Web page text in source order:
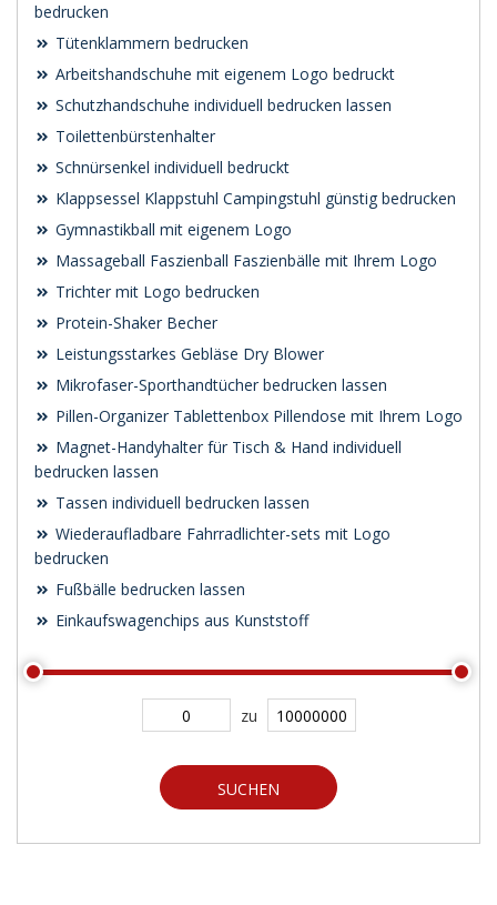
bedrucken
Tütenklammern bedrucken
Arbeitshandschuhe mit eigenem Logo bedruckt
Schutzhandschuhe individuell bedrucken lassen
Toilettenbürstenhalter
Schnürsenkel individuell bedruckt
Klappsessel Klappstuhl Campingstuhl günstig bedrucken
Gymnastikball mit eigenem Logo
Massageball Faszienball Faszienbälle mit Ihrem Logo
Trichter mit Logo bedrucken
Protein-Shaker Becher
Leistungsstarkes Gebläse Dry Blower
Mikrofaser-Sporthandtücher bedrucken lassen
Pillen-Organizer Tablettenbox Pillendose mit Ihrem Logo
Magnet-Handyhalter für Tisch & Hand individuell
bedrucken lassen
Tassen individuell bedrucken lassen
Wiederaufladbare Fahrradlichter-sets mit Logo
bedrucken
Fußbälle bedrucken lassen
Einkaufswagenchips aus Kunststoff
zu
SUCHEN